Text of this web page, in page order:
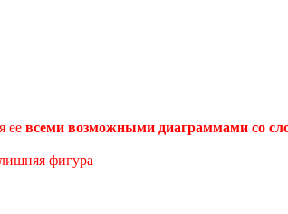
ее всеми возможными диаграммами со
фигура